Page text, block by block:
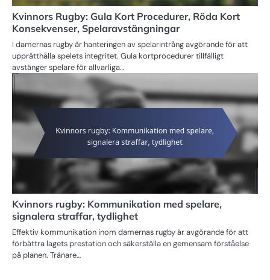
Kvinnors Rugby: Gula Kort Procedurer, Röda Kort
Konsekvenser, Spelaravstängningar
I damernas rugby är hanteringen av spelarintrång avgörande för att
upprätthålla spelets integritet. Gula kortprocedurer tillfälligt
avstänger spelare för allvarliga…
Kvinnors rugby: Kommunikation med spelare,
signalera straffar, tydlighet
Effektiv kommunikation inom damernas rugby är avgörande för att
förbättra lagets prestation och säkerställa en gemensam förståelse
på planen. Tränare…